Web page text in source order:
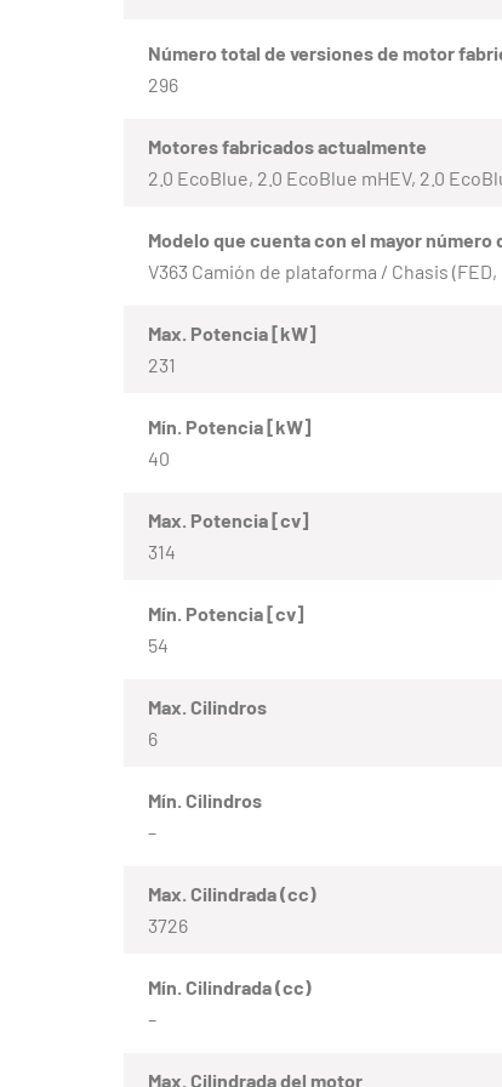
Número total de versiones de motor
296
Motores fabricados actualmente
2.0 EcoBlue, 2.0 EcoBlue mHEV, 2.0
Modelo que cuenta con el mayor número
V363 Camión de plataforma / Chasis (FED,
Max. Potencia [kW]
231
Mín. Potencia [kW]
40
Max. Potencia [cv]
314
Mín. Potencia [cv]
54
Max. Cilindros
6
Mín. Cilindros
–
Max. Cilindrada (cc)
3726
Mín. Cilindrada (cc)
–
Max. Cilindrada del motor